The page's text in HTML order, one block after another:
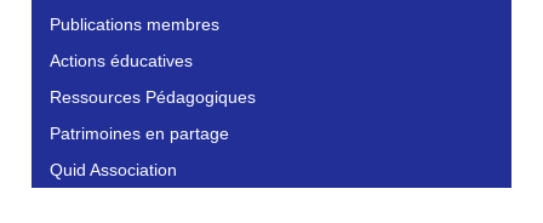
Publications membres
Actions éducatives
Ressources Pédagogiques
Patrimoines en partage
Quid Association